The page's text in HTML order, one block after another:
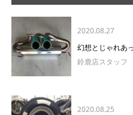
2020.08.27
幻想とじゃれあ
鈴鹿店スタッフ
2020.08.25